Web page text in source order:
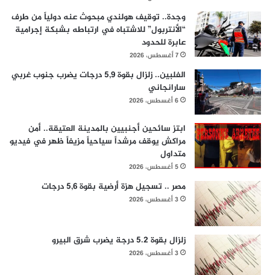
وجدة.. توقيف هولندي مبحوث عنه دولياً من طرف
“الأنتربول” للاشتباه في ارتباطه بشبكة إجرامية
عابرة للحدود
7 أغسطس، 2026
الفلبين.. زلزال بقوة 5,9 درجات يضرب جنوب غربي
سارانجاني
6 أغسطس، 2026
ابتز سائحين أجنبيين بالمدينة العتيقة.. أمن
مراكش يوقف مرشداً سياحياً مزيفاً ظهر في فيديو
متداول
5 أغسطس، 2026
مصر .. تسجيل هزة أرضية بقوة 5,6 درجات
3 أغسطس، 2026
زلزال بقوة 5.2 درجة يضرب شرق البيرو
3 أغسطس، 2026